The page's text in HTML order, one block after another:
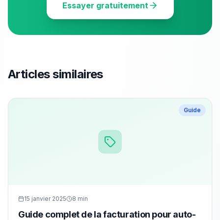
Essayer gratuitement
Articles similaires
Guide
15 janvier 2025 8 min
Guide complet de la facturation pour auto-